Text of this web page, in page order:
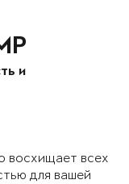
и
восхищает всех
для вашей